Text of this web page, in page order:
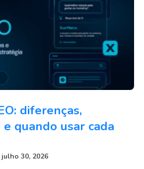
diferenças,
quando usar cada
julho 30, 2026